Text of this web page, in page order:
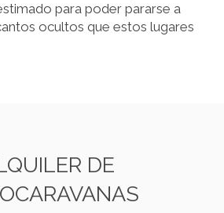
para poder pararse a
ocultos que estos lugares
DE